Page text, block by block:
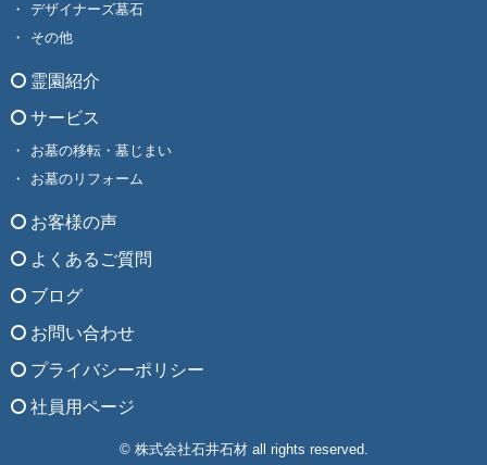
デザイナーズ墓石
その他
霊園紹介
サービス
お墓の移転・墓じまい
お墓のリフォーム
お客様の声
よくあるご質問
ブログ
お問い合わせ
プライバシーポリシー
社員用ページ
© 株式会社石井石材 all rights reserved.